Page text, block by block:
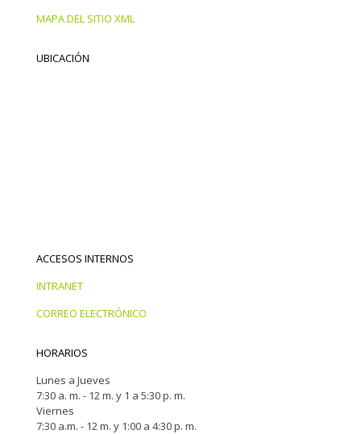
MAPA DEL SITIO XML
UBICACIÓN
ACCESOS INTERNOS
INTRANET
CORREO ELECTRÓNICO
HORARIOS
Lunes a Jueves
7:30 a. m. - 12 m. y 1 a 5:30 p. m.
Viernes
7:30 a.m. - 12 m. y 1:00 a 4:30 p. m.